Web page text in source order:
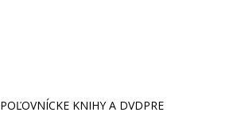
POĽOVNÍCKE KNIHY A DVDPRE